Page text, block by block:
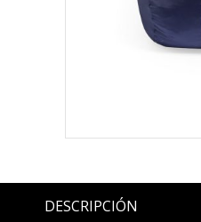
DESCRIPCIÓN